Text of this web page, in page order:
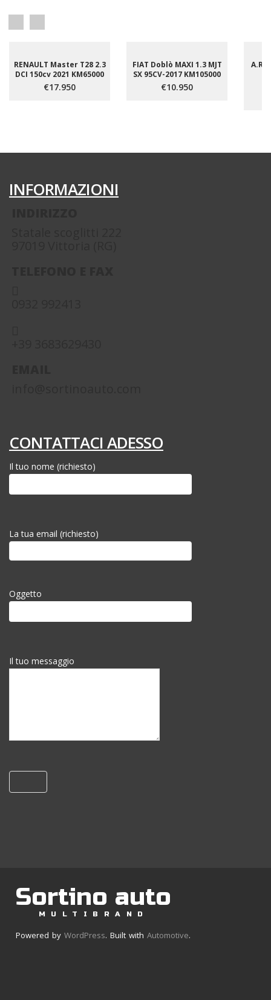
RENAULT Master T28 2.3
DCI 150cv 2021 KM65000
€17.950
FIAT Doblò MAXI 1.3 MJT
SX 95CV-2017 KM105000
€10.950
INFORMAZIONI
CONTATTACI ADESSO
Il tuo nome (richiesto)
La tua email (richiesto)
Oggetto
Il tuo messaggio
Sortino auto
MULTIBRAND
Powered by WordPress. Built with Automotive.